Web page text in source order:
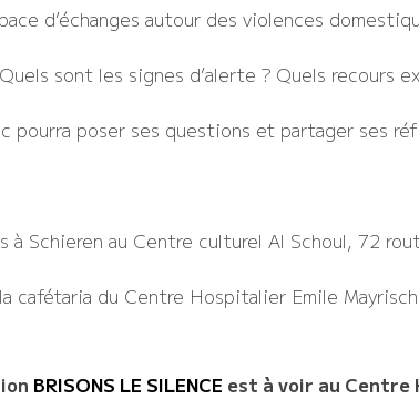
d’échanges autour des violences
sont les signes d’alerte ? Quels recours
pourra poser ses questions et partager ses
à Schieren au Centre culturel Al Schoul, 72
cafétaria du Centre Hospitalier Emile
BRISONS LE SILENCE est à voir au Centre